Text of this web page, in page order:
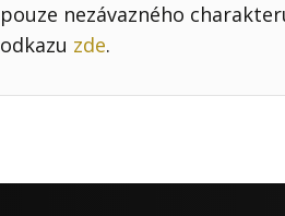
pouze nezávazného
odkazu zde.